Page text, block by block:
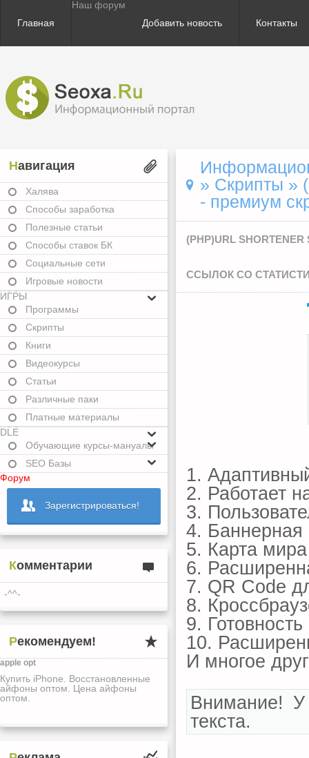
Главная
Наш форум
Добавить новость
Контакты
Навигация
Халява
Способы заработка
Полезные статьи
Способы ставок БК
Социальные сети
Игровые новости
ИГРЫ
Программы
Скрипты
Книги
Видеокурсы
Статьи
Различные паки
Платные материалы
DLE
Обучающие курсы-мануалы
SEO Базы
Форум
Зарегистрироваться!
Комментарии
-^^-
Рекомендуем!
apple opt
Купить iPhone. Восстановленные
айфоны оптом. Цена айфоны
оптом.
» Скрипты »
- премиум
(PHP)URL
ССЫЛОК СО
1.
2. Работает
3.
4. Баннерная
5. Карта мира
6.
7. QR Code
8.
9.
10.
И многое
Внимание! У
текста.